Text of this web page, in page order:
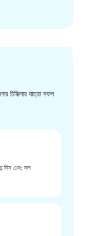
চিকিত্সার যাত্রা সফল
দিন এবং দল